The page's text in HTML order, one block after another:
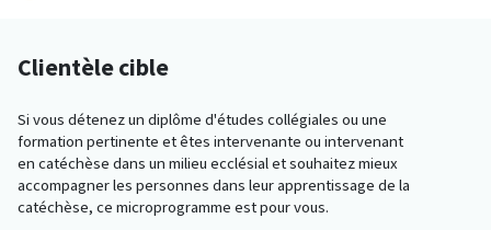
Clientèle cible
Si vous détenez un diplôme d'études collégiales ou une
formation pertinente et êtes intervenante ou intervenant
en catéchèse dans un milieu ecclésial et souhaitez mieux
accompagner les personnes dans leur apprentissage de la
catéchèse, ce microprogramme est pour vous.